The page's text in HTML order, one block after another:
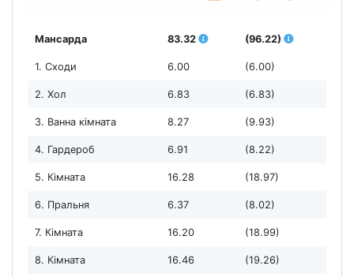
Мансарда 83.32 (96.22)
1. Сходи 6.00 (6.00)
2. Хол 6.83 (6.83)
3. Ванна кімната 8.27 (9.93)
4. Гардероб 6.91 (8.22)
5. Кімната 16.28 (18.97)
6. Пральня 6.37 (8.02)
7. Кімната 16.20 (18.99)
8. Кімната 16.46 (19.26)